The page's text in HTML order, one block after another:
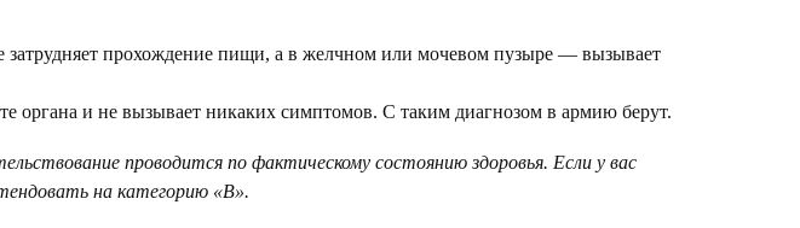
затрудняет прохождение пищи, а в желчном или мочевом пузыре — вызывает
органа и не вызывает никаких симптомов. С таким диагнозом в армию берут.
проводится по фактическому состоянию здоровья. Если у вас
на категорию «В».